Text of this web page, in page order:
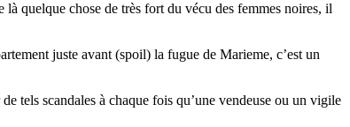
quelque chose de très fort du vécu des femmes noires, il
juste avant (spoil) la fugue de Marieme, c’est un
tels scandales à chaque fois qu’une vendeuse ou un vigile